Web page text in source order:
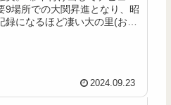
9場所での大関昇進となり、昭
録になるほど凄い大の里(おお
2024.09.23